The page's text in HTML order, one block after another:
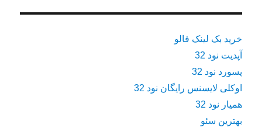
خرید بک لینک فالو
آپدیت نود 32
پسورد نود 32
اوکلی لایسنس رایگان نود 32
همیار نود 32
بهترین سئو